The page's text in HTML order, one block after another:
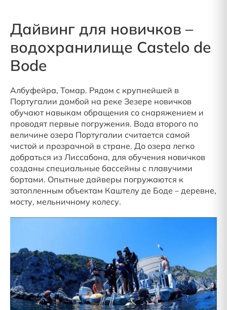
Дайвинг для новичков –
водохранилище Castelo de
Bode
Албуфейра, Томар. Рядом с крупнейшей в
Португалии дамбой на реке Зезере новичков
обучают навыкам обращения со снаряжением и
проводят первые погружения. Вода второго по
величине озера Португалии считается самой
чистой и прозрачной в стране. До озера легко
добраться из Лиссабона, для обучения новичков
созданы специальные бассейны с плавучими
бортами. Опытные дайверы погружаются к
затопленным объектам Каштелу де Боде – деревне,
мосту, мельничному колесу.